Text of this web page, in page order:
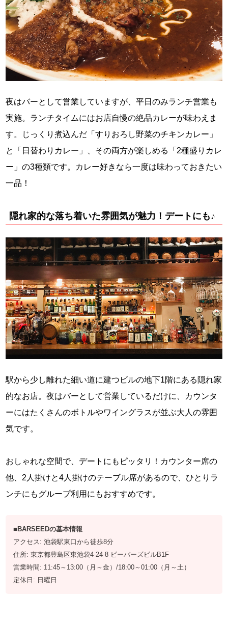
夜はバーとして営業していますが、平日のみランチ営業も
実施。ランチタイムにはお店自慢の絶品カレーが味わえま
す。じっくり煮込んだ「すりおろし野菜のチキンカレー」
と「日替わりカレー」、その両方が楽しめる「2種盛りカレ
ー」の3種類です。カレー好きなら一度は味わっておきたい
一品！
隠れ家的な落ち着いた雰囲気が魅力！デートにも♪
駅から少し離れた細い道に建つビルの地下1階にある隠れ家
的なお店。夜はバーとして営業しているだけに、カウンタ
ーにはたくさんのボトルやワイングラスが並ぶ大人の雰囲
気です。
おしゃれな空間で、デートにもピッタリ！カウンター席の
他、2人掛けと4人掛けのテーブル席があるので、ひとりラ
ンチにもグループ利用にもおすすめです。
■BARSEEDの基本情報
アクセス: 池袋駅東口から徒歩8分
住所: 東京都豊島区東池袋4-24-8 ビーバーズビルB1F
営業時間: 11:45～13:00（月～金）/18:00～01:00（月～土）
定休日: 日曜日